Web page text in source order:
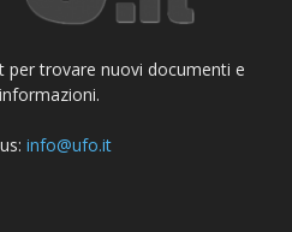
per trovare nuovi documenti e
info@ufo.it